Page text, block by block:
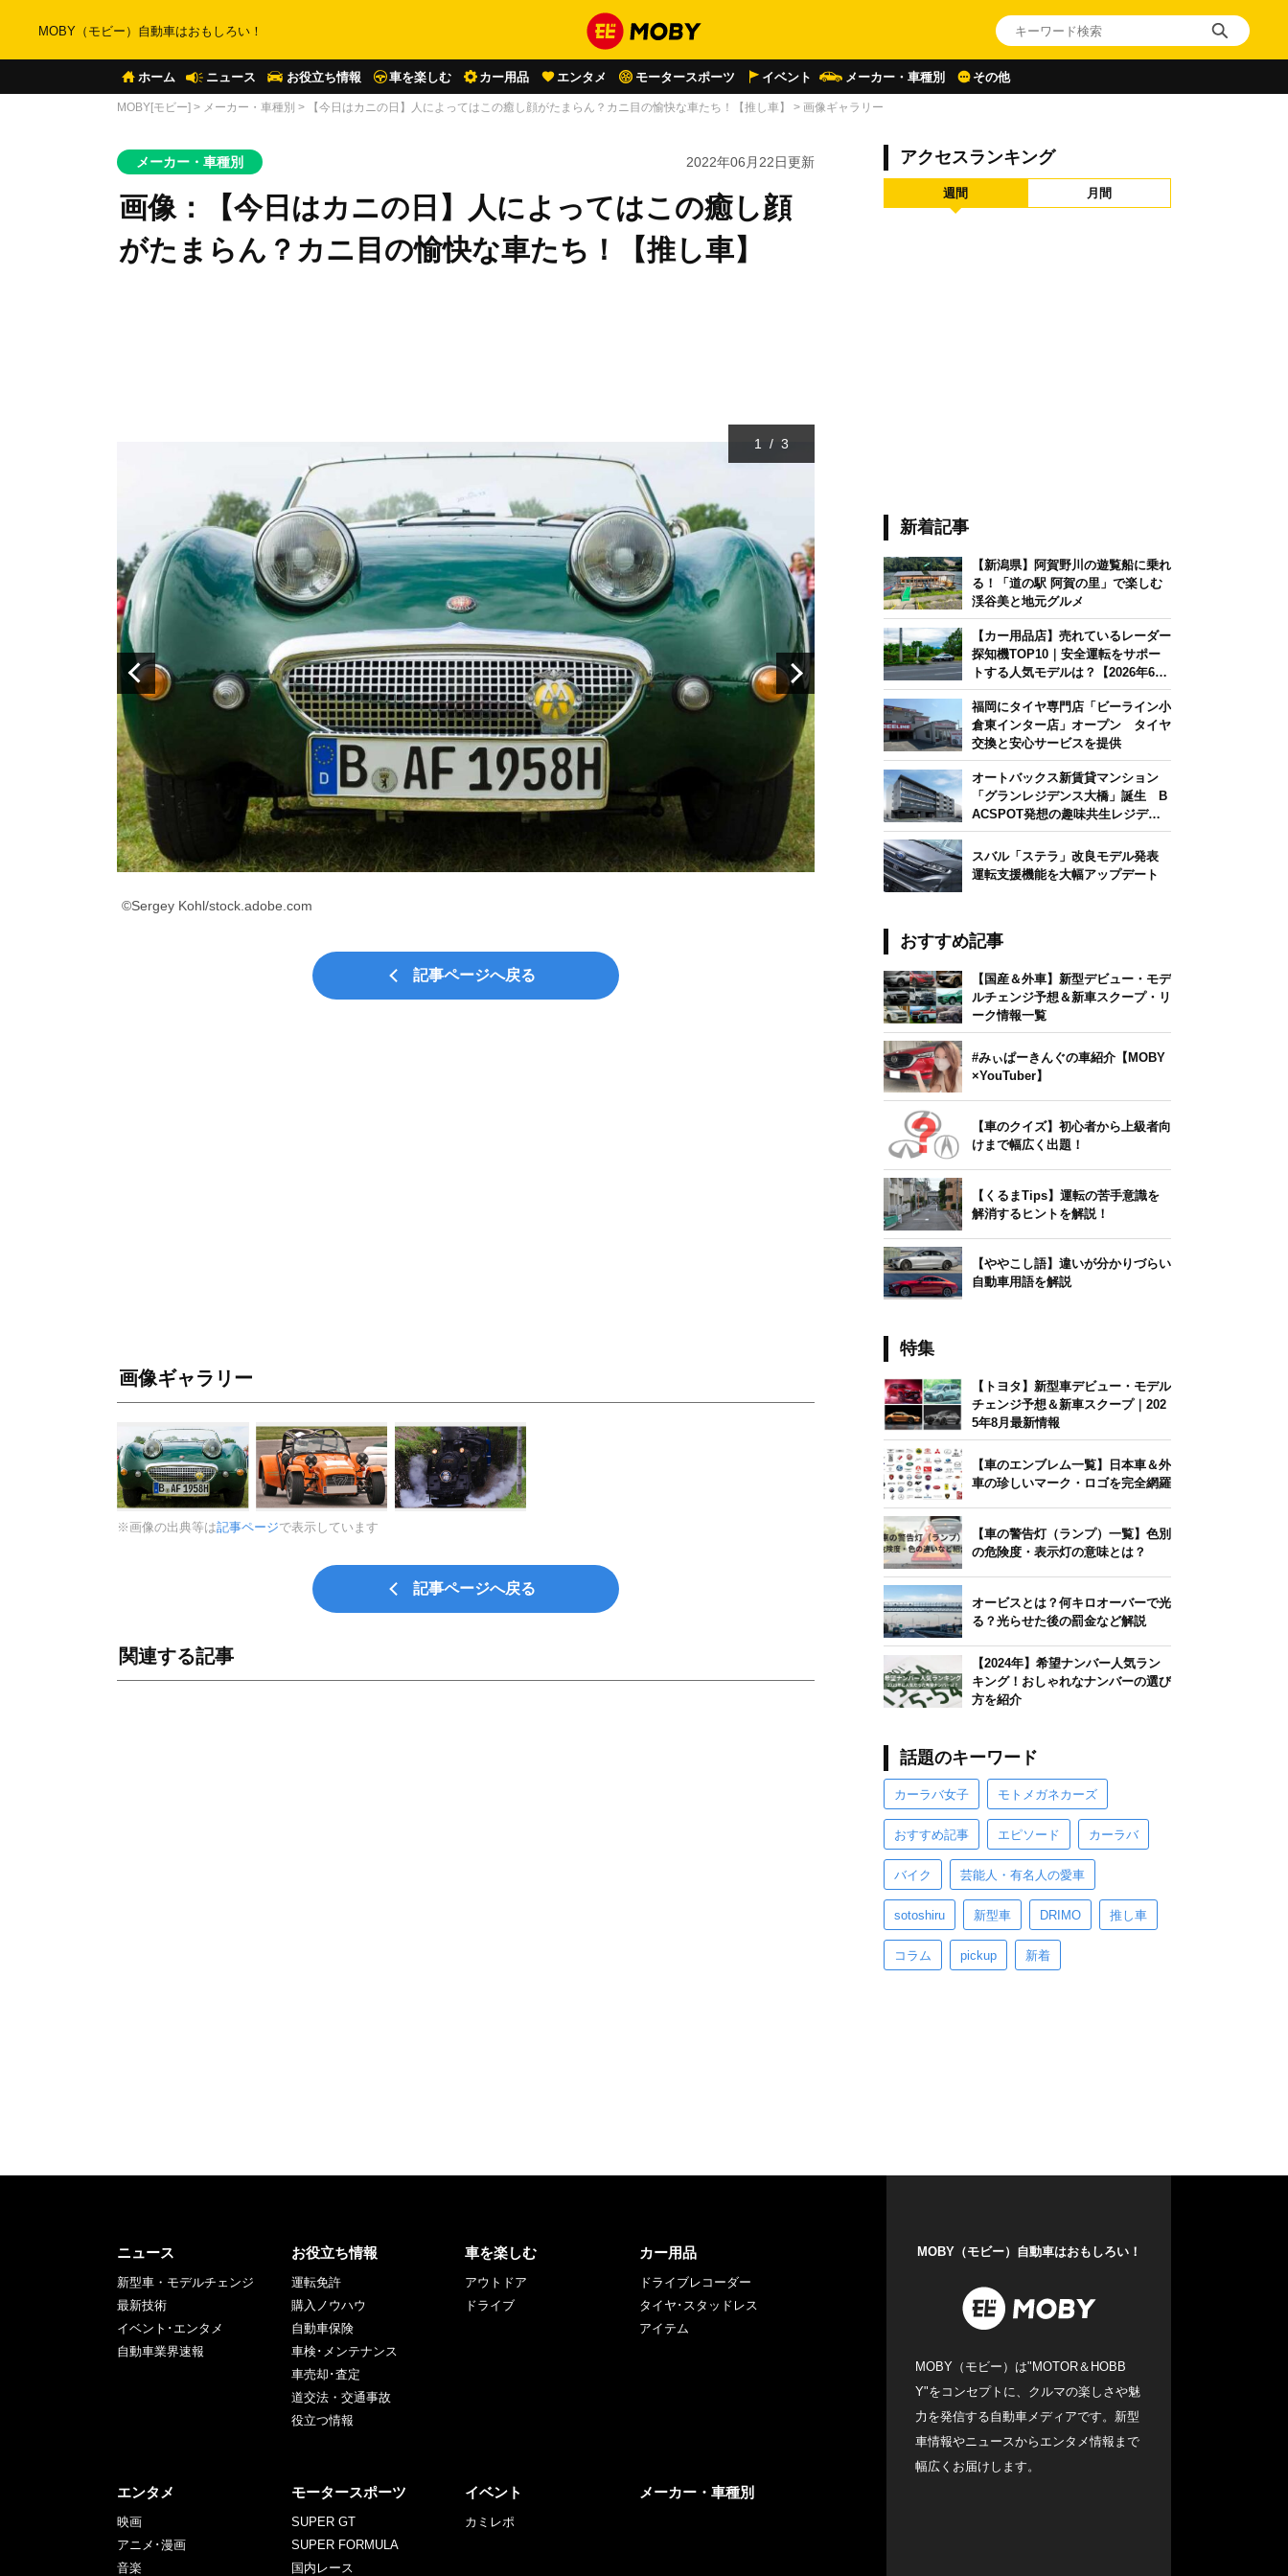
MOBY（モビー）自動車はおもしろい！
ホーム ニュース お役立ち情報 車を楽しむ カー用品 エンタメ モータースポーツ イベント メーカー・車種別 その他
MOBY[モビー] > メーカー・車種別 > 【今日はカニの日】人によってはこの癒し顔がたまらん？カニ目の愉快な車たち！【推し車】 > 画像ギャラリー
メーカー・車種別 2022年06月22日更新
画像：【今日はカニの日】人によってはこの癒し顔
がたまらん？カニ目の愉快な車たち！【推し車】
©Sergey Kohl/stock.adobe.com
1 / 3
記事ページへ戻る
画像ギャラリー
※画像の出典等は記事ページで表示しています
記事ページへ戻る
関連する記事
アクセスランキング
週間 月間
新着記事
【新潟県】阿賀野川の遊覧船に乗れ
る！「道の駅 阿賀の里」で楽しむ
渓谷美と地元グルメ
【カー用品店】売れているレーダー
探知機TOP10｜安全運転をサポー
トする人気モデルは？【2026年6月
版】
福岡にタイヤ専門店「ビーライン小
倉東インター店」オープン タイヤ
交換と安心サービスを提供
オートバックス新賃貸マンション
「グランレジデンス大橋」誕生 B
ACSPOT発想の趣味共生レジデン
ス
スバル「ステラ」改良モデル発表
運転支援機能を大幅アップデート
おすすめ記事
【国産＆外車】新型デビュー・モデ
ルチェンジ予想＆新車スクープ・リ
ーク情報一覧
#みぃぱーきんぐの車紹介【MOBY
×YouTuber】
【車のクイズ】初心者から上級者向
けまで幅広く出題！
【くるまTips】運転の苦手意識を
解消するヒントを解説！
【ややこし語】違いが分かりづらい
自動車用語を解説
特集
【トヨタ】新型車デビュー・モデル
チェンジ予想＆新車スクープ｜202
5年8月最新情報
【車のエンブレム一覧】日本車＆外
車の珍しいマーク・ロゴを完全網羅
【車の警告灯（ランプ）一覧】色別
の危険度・表示灯の意味とは？
オービスとは？何キロオーバーで光
る？光らせた後の罰金など解説
【2024年】希望ナンバー人気ラン
キング！おしゃれなナンバーの選び
方を紹介
話題のキーワード
カーラバ女子 モトメガネカーズ
おすすめ記事 エピソード カーラバ
バイク 芸能人・有名人の愛車
sotoshiru 新型車 DRIMO 推し車
コラム pickup 新着
ニュース
新型車・モデルチェンジ
最新技術
イベント･エンタメ
自動車業界速報
お役立ち情報
運転免許
購入ノウハウ
自動車保険
車検･メンテナンス
車売却･査定
道交法・交通事故
役立つ情報
車を楽しむ
アウトドア
ドライブ
カー用品
ドライブレコーダー
タイヤ･スタッドレス
アイテム
エンタメ
映画
アニメ･漫画
音楽
モータースポーツ
SUPER GT
SUPER FORMULA
国内レース
イベント
カミレポ
メーカー・車種別
MOBY（モビー）自動車はおもしろい！
MOBY（モビー）は"MOTOR＆HOBB
Y"をコンセプトに、クルマの楽しさや魅
力を発信する自動車メディアです。新型
車情報やニュースからエンタメ情報まで
幅広くお届けします。